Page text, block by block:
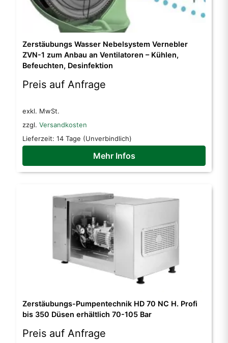
Zerstäubungs Wasser Nebelsystem Vernebler
ZVN-1 zum Anbau an Ventilatoren – Kühlen,
Befeuchten, Desinfektion
Preis auf Anfrage
exkl. MwSt.
zzgl. Versandkosten
Lieferzeit: 14 Tage (Unverbindlich)
Mehr Infos
Zerstäubungs-Pumpentechnik HD 70 NC H. Profi
bis 350 Düsen erhältlich 70-105 Bar
Preis auf Anfrage